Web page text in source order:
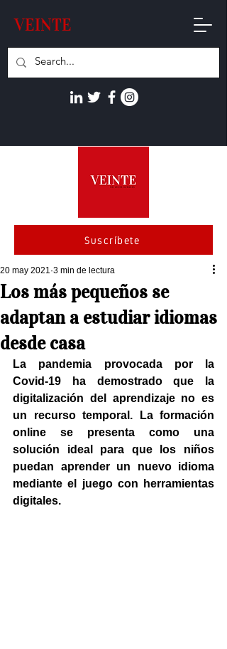
VEINTE
Suscríbete
Los más pequeños se
adaptan a estudiar idiomas
desde casa
20 may 2021 3 min de lectura
La pandemia provocada por la
Covid-19 ha demostrado que la
digitalización del aprendizaje no es
un recurso temporal. La formación
online se presenta como una
solución ideal para que los niños
puedan aprender un nuevo idioma
mediante el juego con herramientas
digitales.